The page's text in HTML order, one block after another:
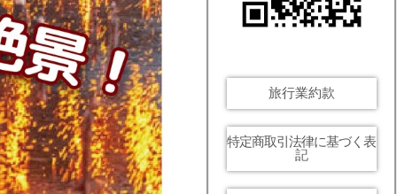
旅行業約款
特定商取引法律に基づく表
記